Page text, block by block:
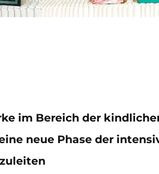
im Bereich der
neue Phase der